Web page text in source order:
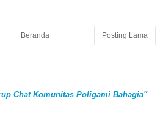
Posting Lama
Beranda
Chat Komunitas Poligami Bahagia"